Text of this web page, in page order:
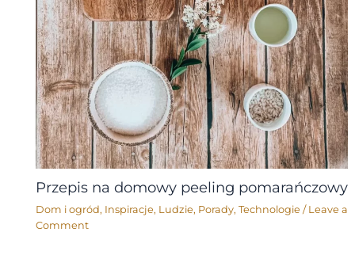
Przepis na domowy peeling pomarańczowy
Dom i ogród, Inspiracje, Ludzie, Porady, Technologie / Leave a
Comment